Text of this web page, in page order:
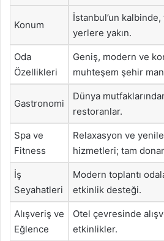
Konum
İstanbul’un
yerlere yakın.
Oda
Özellikleri
Geniş, modern ve
muhteşem şehir
Gastronomi
Dünya
restoranlar.
Spa ve
Fitness
Relaxasyon ve
hizmetleri; tam
İş
Seyahatleri
Modern toplantı
etkinlik desteği.
Alışveriş ve
Eğlence
Otel çevresinde
etkinlikler.